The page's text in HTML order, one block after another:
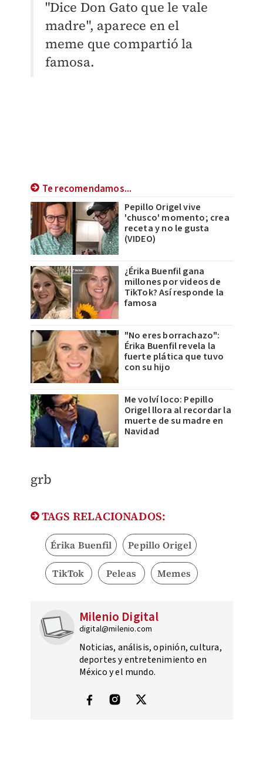
"Dice Don Gato que le vale
madre", aparece en el
meme que compartió la
famosa.
Te recomendamos...
Pepillo Origel vive
'chusco' momento; crea
receta y no le gusta
(VIDEO)
¿Érika Buenfil gana
millones por videos de
TikTok? Así responde la
famosa
"No eres borrachazo":
Érika Buenfil revela la
fuerte plática que tuvo
con su hijo
Me volví loco: Pepillo
Origel llora al recordar la
muerte de su madre en
Navidad
​grb
TAGS RELACIONADOS:
Érika Buenfil Pepillo Origel
TikTok Peleas Memes
Milenio Digital
digital@milenio.com
Noticias, análisis, opinión, cultura,
deportes y entretenimiento en
México y el mundo.